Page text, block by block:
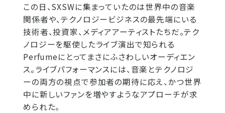
この日、SXSWに集まっていたのは世界中の音楽
関係者や、テクノロジービジネスの最先端にいる
技術者、投資家、メディアアーティストたちだ。テク
ノロジーを駆使したライブ演出で知られる
Perfumeにとってまさにふさわしいオーディエン
ス。ライブパフォーマンスには、音楽とテクノロジ
ーの両方の視点で参加者の期待に応え、かつ世界
中に新しいファンを増やすようなアプローチが求
められた。